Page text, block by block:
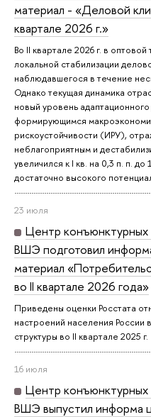
материал - «Деловой
квартале 2026 г.»
Во II квартале 2026 г. в
локальной стабилизации
наблюдавшегося в течение
Однако текущая динамика
новый уровень
формирующимся
рискоустойчивости (ИРУ),
неблагоприятным и
увеличился к I кв. на 0,3 п. п.
достаточно высокого
23 июля
Центр
ВШЭ подготовил
материал
во II квартале 2026 года»
Приведены оценки Росстата
настроений населения России
структуры во II квартале 2025 г.
16 июля
Центр
ВШЭ выпустил информа